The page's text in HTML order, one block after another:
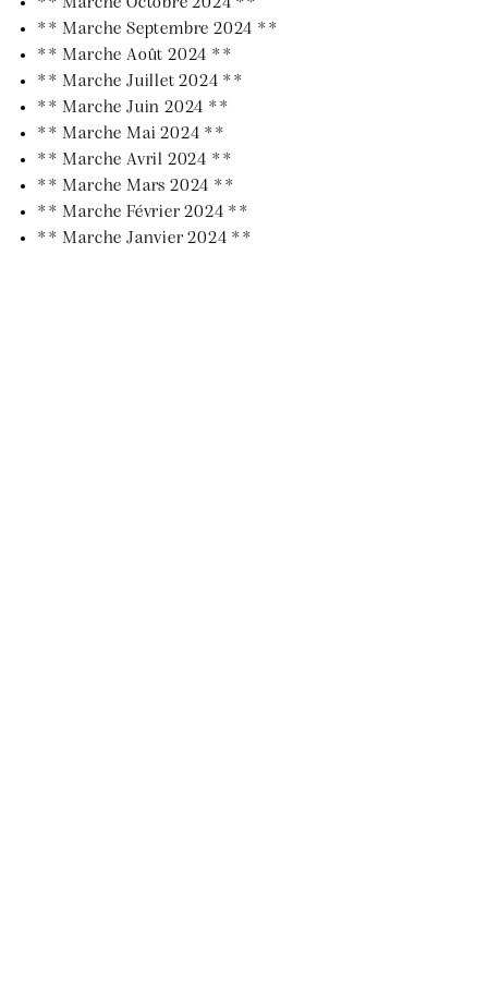
** Marche Septembre 2024 **
** Marche Août 2024 **
** Marche Juillet 2024 **
** Marche Juin 2024 **
** Marche Mai 2024 **
** Marche Avril 2024 **
** Marche Mars 2024 **
** Marche Février 2024 **
** Marche Janvier 2024 **